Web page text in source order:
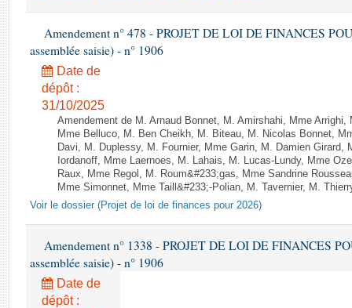
Amendement n° 478 - PROJET DE LOI DE FINANCES
assemblée saisie) - n° 1906
Date de
dépôt :
31/10/2025
Amendement de M. Arnaud Bonnet, M. Amirshahi, Mme
Mme Belluco, M. Ben Cheikh, M. Biteau, M. Nicolas Bonnet,
Davi, M. Duplessy, M. Fournier, Mme Garin, M. Damien Girard,
Iordanoff, Mme Laernoes, M. Lahais, M. Lucas-Lundy, Mme
Raux, Mme Regol, M. Roum&#233;gas, Mme Sandrine
Mme Simonnet, Mme Taill&#233;-Polian, M. Tavernier, M.
Voir le dossier (Projet de loi de finances pour 2026)
Amendement n° 1338 - PROJET DE LOI DE FINANCES
assemblée saisie) - n° 1906
Date de
dépôt :